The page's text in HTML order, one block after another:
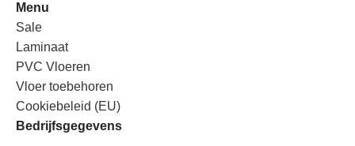
Menu
Sale
Laminaat
PVC Vloeren
Vloer toebehoren
Cookiebeleid (EU)
Bedrijfsgegevens